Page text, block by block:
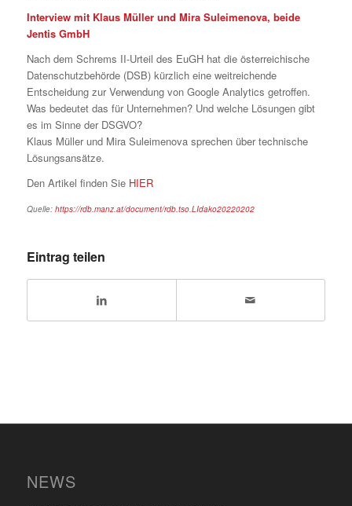
Interview mit Klaus Müller und Mira Suleimenova, beide
Jentis GmbH
Nach dem Schrems II-Urteil des EuGH hat die österreichische
Datenschutzbehörde (DSB) kürzlich eine weitreichende
Entscheidung zur Verwendung von Google Analytics getroffen.
Was bedeutet das für Unternehmen? Und welche Lösungen gibt
es im Sinne der DSGVO?
Klaus Müller und Mira Suleimenova sprechen über technische
Lösungsansätze.
Den Artikel finden SieHIER
Quelle: https://rdb.manz.at/document/rdb.tso.LIdako20220202
Eintrag teilen
NEWS